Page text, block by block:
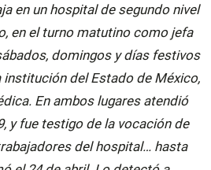
en un hospital de segundo nivel
en el turno matutino como jefa
domingos y días festivos
del Estado de México,
En ambos lugares atendió
y fue testigo de la vocación de
del hospital… hasta